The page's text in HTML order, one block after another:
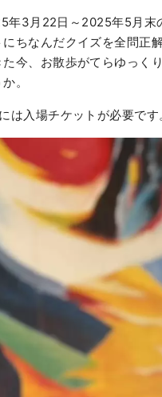
年3月22日～2025年5月
にちなんだクイズを全問正
た今、お散歩がてらゆっく
。
は入場チケットが必要です